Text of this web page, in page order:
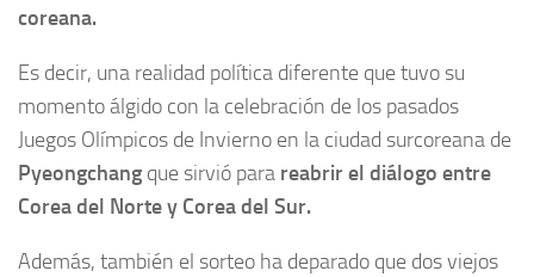
coreana.
Es decir, una realidad política diferente que tuvo su
momento álgido con la celebración de los pasados
Juegos Olímpicos de Invierno en la ciudad surcoreana de
Pyeongchang que sirvió para reabrir el diálogo entre
Corea del Norte y Corea del Sur.
Además, también el sorteo ha deparado que dos viejos